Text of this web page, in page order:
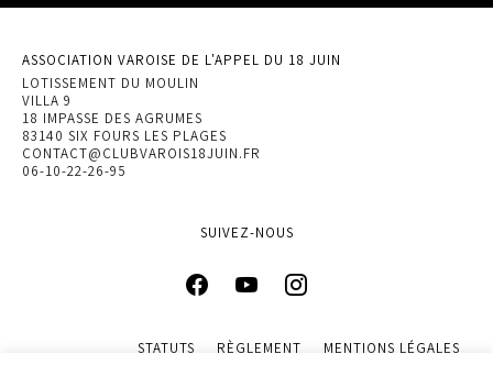
ASSOCIATION VAROISE DE L'APPEL DU 18 JUIN
LOTISSEMENT DU MOULIN
VILLA 9
18 IMPASSE DES AGRUMES
83140 SIX FOURS LES PLAGES
CONTACT@CLUBVAROIS18JUIN.FR
06-10-22-26-95
SUIVEZ-NOUS
STATUTS RÈGLEMENT
MENTIONS LÉGALES